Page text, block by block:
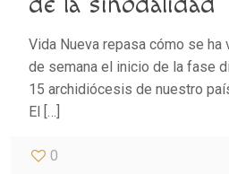
Vida Nueva repasa cómo se ha
de semana el inicio de la fase
15 archidiócesis de nuestro
El […]
0